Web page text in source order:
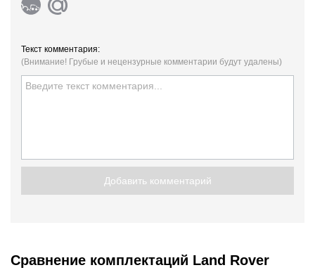
Текст комментария:
(Внимание! Грубые и нецензурные комментарии будут удалены)
Добавить комментарий
Сравнение комплектаций Land Rover